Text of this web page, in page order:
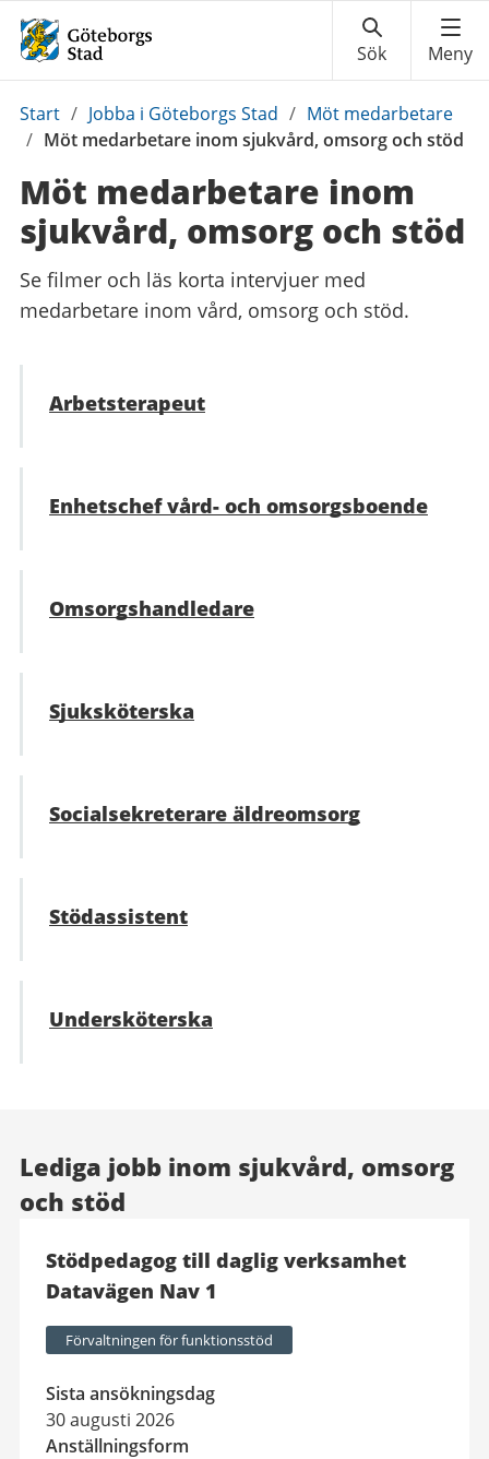
Du
är
Start / Jobba i Göteborgs Stad / Möt medarbetare
/ Möt medarbetare inom sjukvård, omsorg och stöd
Möt medarbetare inom
sjukvård, omsorg och stöd
Se filmer och läs korta intervjuer med
medarbetare inom vård, omsorg och stöd.
Arbetsterapeut
Enhetschef vård- och omsorgsboende
Omsorgshandledare
Sjuksköterska
Socialsekreterare äldreomsorg
Stödassistent
Undersköterska
Lediga jobb inom sjukvård, omsorg
och stöd
Stödpedagog till daglig verksamhet
Datavägen Nav 1
Förvaltningen för funktionsstöd
Sista ansökningsdag
30 augusti 2026
Anställningsform